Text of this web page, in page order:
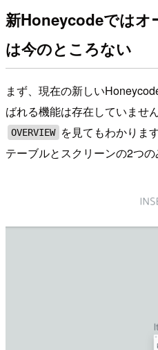
新Honeycodeではオ
は今のところない
まず、現在の新しい
ばれる機能は存在していません
OVERVIEW
を見てもわかりま
テーブルとスクリーンの2つの